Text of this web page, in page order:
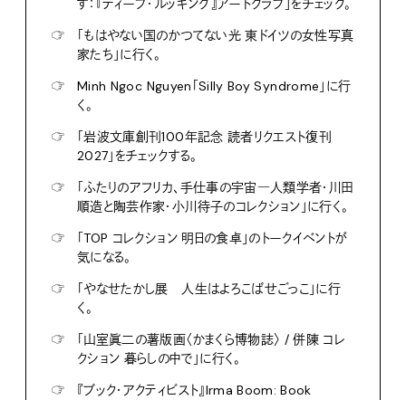
す：『ディープ・ルッキング』アートクラブ」をチェック。
☞
「もはやない国のかつてない光 東ドイツの女性写真
家たち」に行く。
☞
Minh Ngoc Nguyen「Silly Boy Syndrome」に行
く。
☞
「岩波文庫創刊100年記念 読者リクエスト復刊
2027」をチェックする。
☞
「ふたりのアフリカ、手仕事の宇宙―人類学者・川田
順造と陶芸作家・小川待子のコレクション」に行く。
☞
「TOP コレクション 明日の食卓」のトークイベントが
気になる。
☞
「やなせたかし展 人生はよろこばせごっこ」に行
く。
☞
「山室眞二の薯版画〈かまくら博物誌〉 / 併陳 コレ
クション 暮らしの中で」に行く。
☞
『ブック・アクティビスト』Irma Boom: Book